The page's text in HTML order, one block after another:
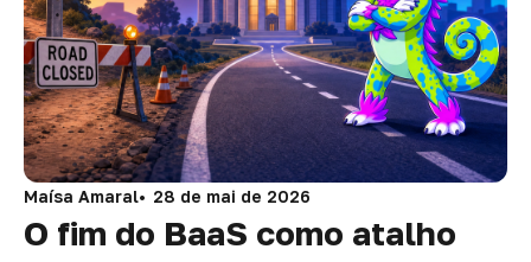
Maísa Amaral 28 de mai de 2026
O fim do BaaS como atalho